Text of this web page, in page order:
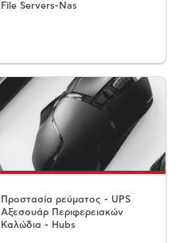
File Servers-Nas
Προστασία ρεύματος - UPS
Αξεσουάρ Περιφερειακών
Καλώδια - Hubs